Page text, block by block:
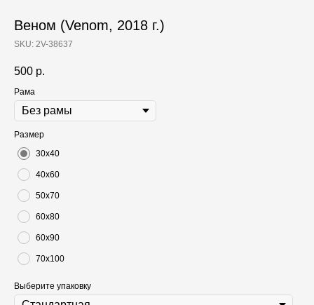
Веном (Venom, 2018 г.)
SKU: 2V-38637
500 р.
Рама
Размер
30х40
40х60
50х70
60х80
60х90
70х100
Выберите упаковку